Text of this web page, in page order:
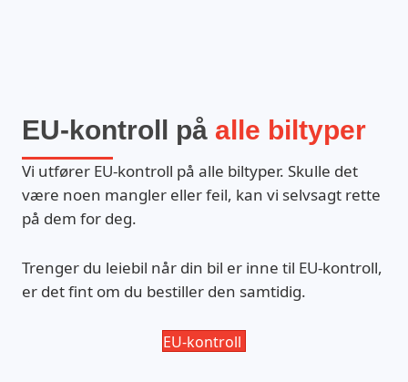
EU-kontroll på alle biltyper
Vi utfører EU-kontroll på alle biltyper. Skulle det
være noen mangler eller feil, kan vi selvsagt rette
på dem for deg.
Trenger du leiebil når din bil er inne til EU-kontroll,
er det fint om du bestiller den samtidig.
EU-kontroll